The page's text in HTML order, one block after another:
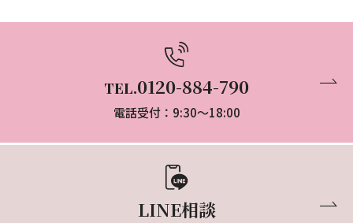
TEL.0120-884-790
電話受付：9:30～18:00
LINE相談